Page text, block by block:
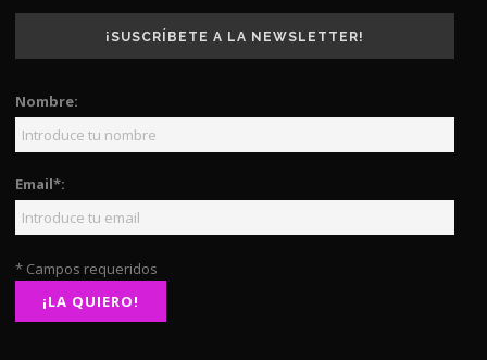
¡SUSCRÍBETE A LA NEWSLETTER!
Nombre:
Email*:
* Campos requeridos